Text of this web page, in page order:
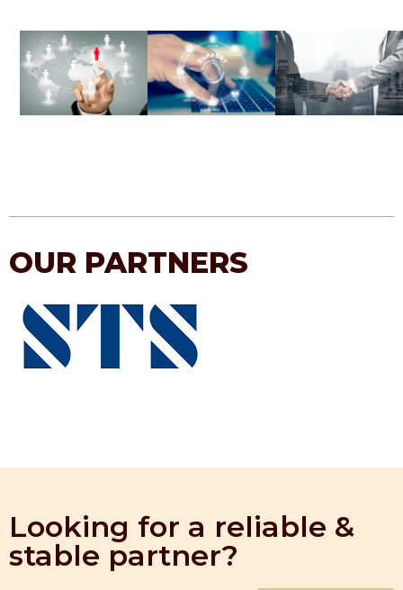
OUR PARTNERS
Looking for a reliable &
stable partner?